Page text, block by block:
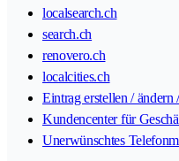
localsearch.ch
search.ch
renovero.ch
localcities.ch
Eintrag erstellen / ändern
Kundencenter für
Unerwünschtes